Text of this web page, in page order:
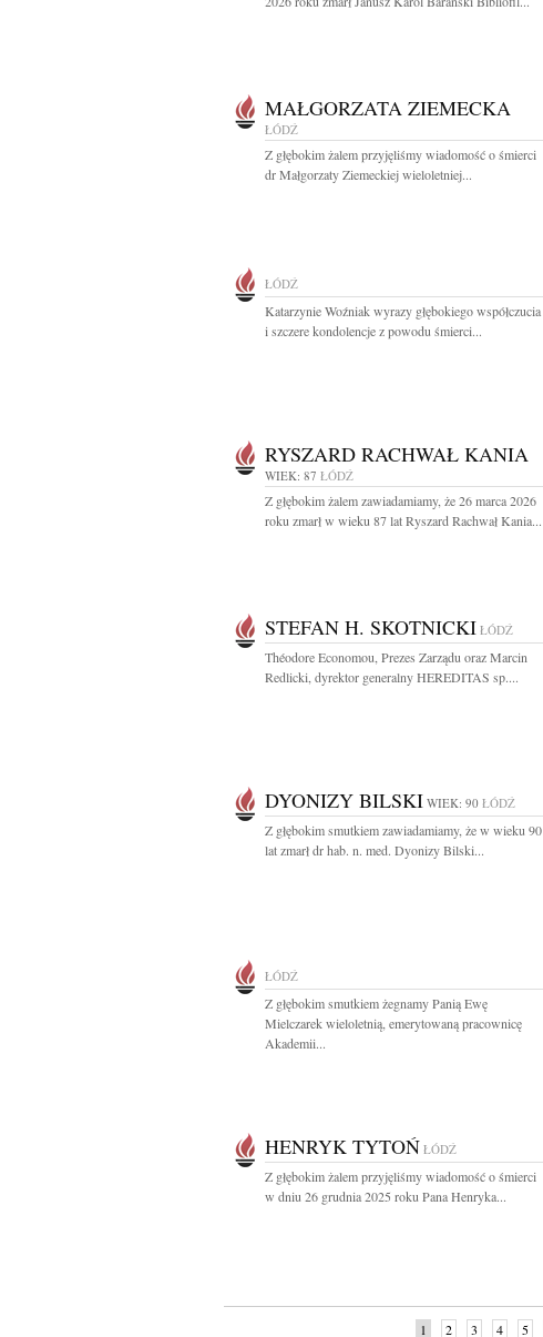
MAŁGORZATA ZIEMECKA
ŁÓDŹ
Z głębokim żalem przyjęliśmy wiadomość o śmierci
dr Małgorzaty Ziemeckiej wieloletniej...
ŁÓDŹ
Katarzynie Woźniak wyrazy głębokiego współczucia
i szczere kondolencje z powodu śmierci...
RYSZARD RACHWAŁ KANIA
WIEK: 87 ŁÓDŹ
Z głębokim żalem zawiadamiamy, że 26 marca 2026
roku zmarł w wieku 87 lat Ryszard Rachwał Kania...
STEFAN H. SKOTNICKI ŁÓDŹ
Théodore Economou, Prezes Zarządu oraz Marcin
Redlicki, dyrektor generalny HEREDITAS sp....
DYONIZY BILSKI WIEK: 90 ŁÓDŹ
Z głębokim smutkiem zawiadamiamy, że w wieku 90
lat zmarł dr hab. n. med. Dyonizy Bilski...
ŁÓDŹ
Z głębokim smutkiem żegnamy Panią Ewę
Mielczarek wieloletnią, emerytowaną pracownicę
Akademii...
HENRYK TYTOŃ ŁÓDŹ
Z głębokim żalem przyjęliśmy wiadomość o śmierci
w dniu 26 grudnia 2025 roku Pana Henryka...
1 2 3 4 5